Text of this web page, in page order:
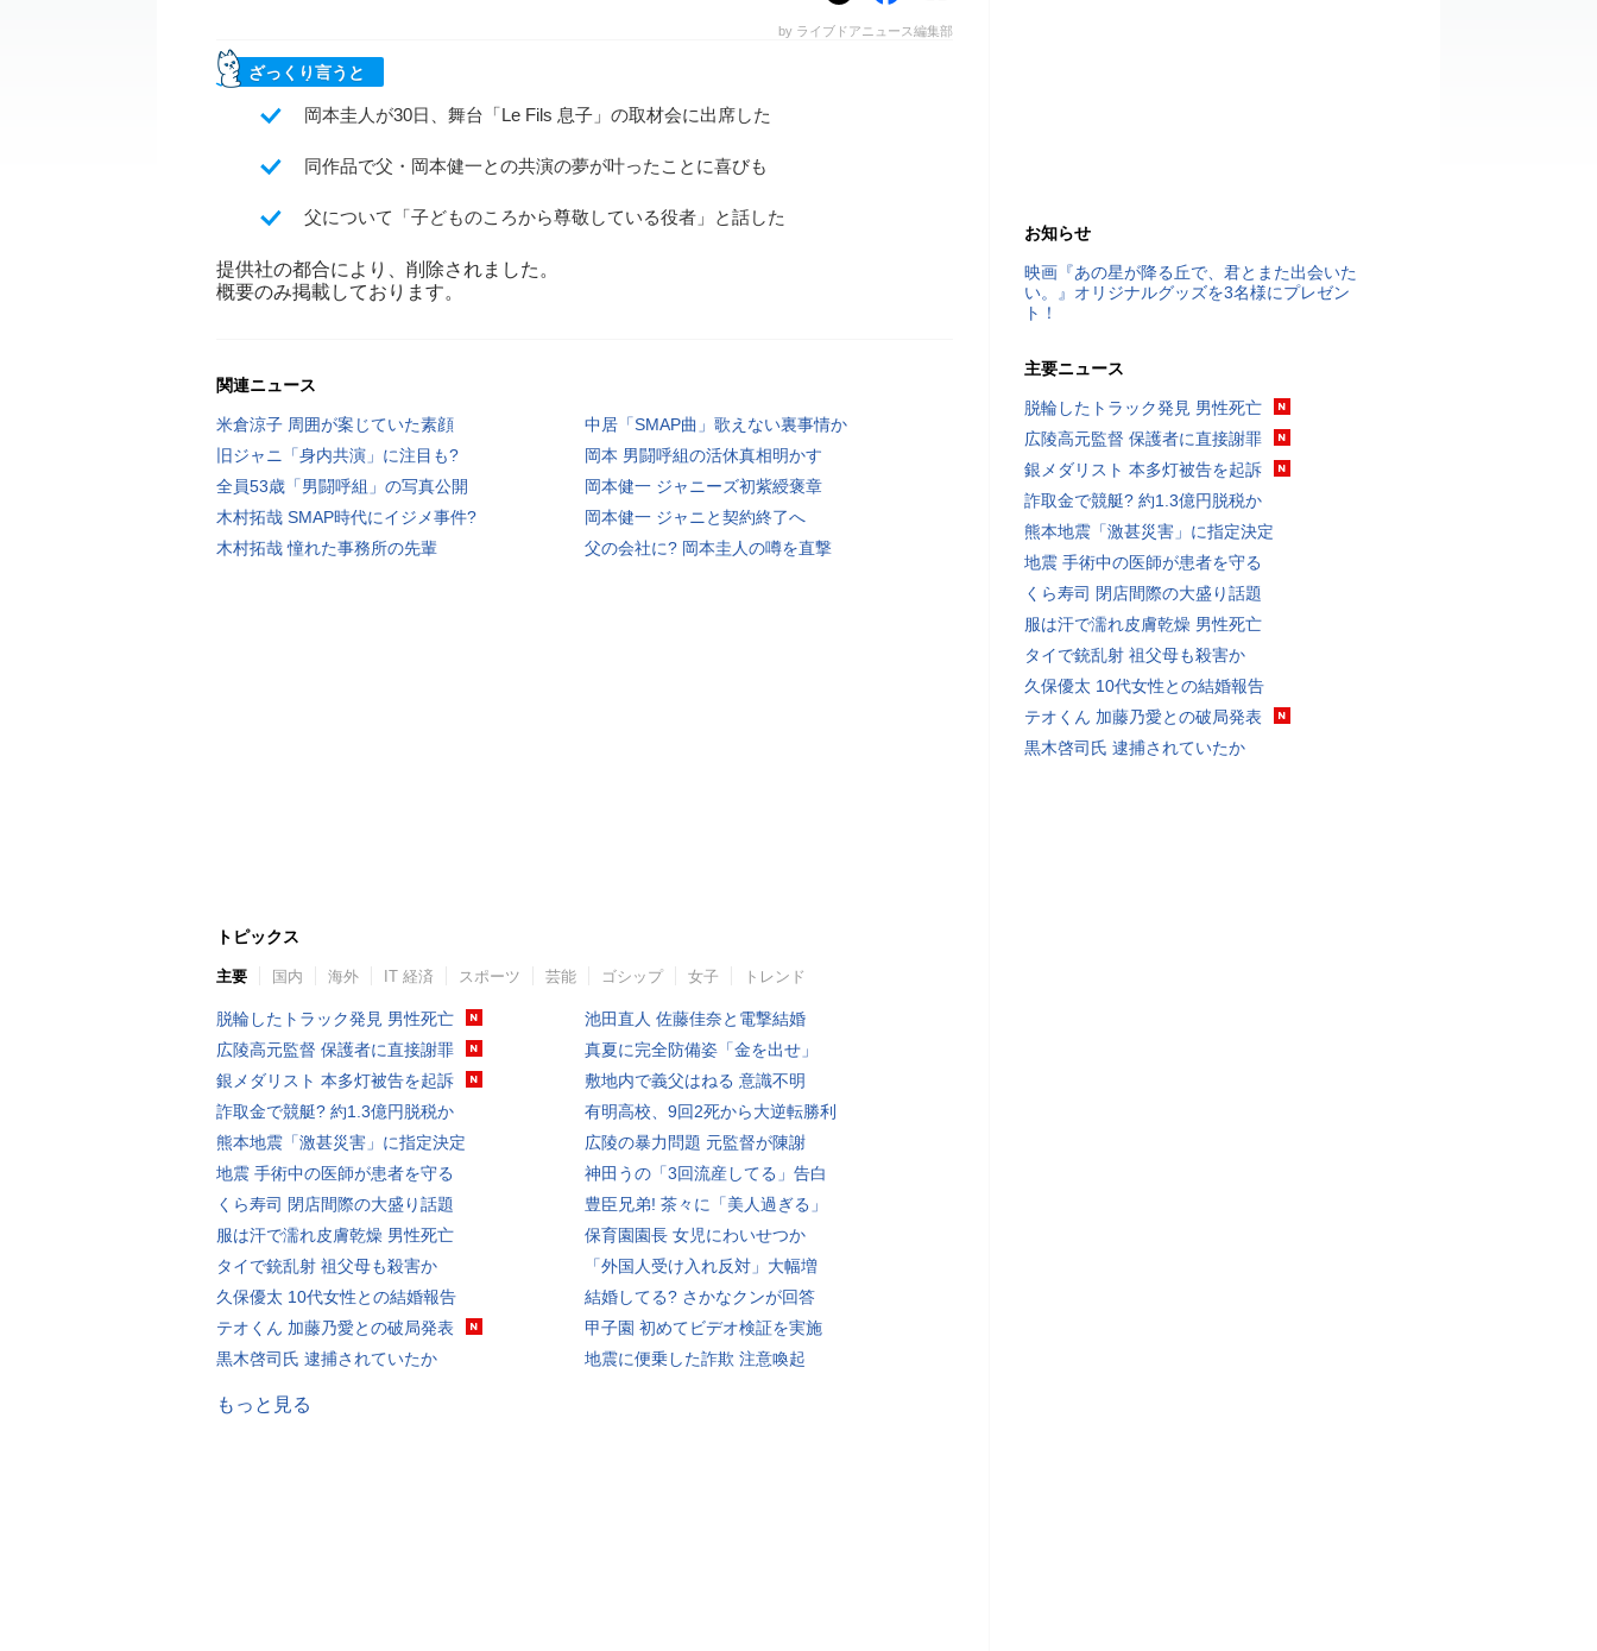
by ライブドアニュース編集部
ざっくり言うと
岡本圭人が30日、舞台「Le Fils 息子」の取材会に出席した
同作品で父・岡本健一との共演の夢が叶ったことに喜びも
父について「子どものころから尊敬している役者」と話した
提供社の都合により、削除されました。
概要のみ掲載しております。
関連ニュース
米倉涼子 周囲が案じていた素顔
中居「SMAP曲」歌えない裏事情か
旧ジャニ「身内共演」に注目も?
岡本 男闘呼組の活休真相明かす
全員53歳「男闘呼組」の写真公開
岡本健一 ジャニーズ初紫綬褒章
木村拓哉 SMAP時代にイジメ事件?
岡本健一 ジャニと契約終了へ
木村拓哉 憧れた事務所の先輩
父の会社に? 岡本圭人の噂を直撃
トピックス
主要 国内 海外 IT 経済 スポーツ 芸能 ゴシップ 女子 トレンド
脱輪したトラック発見 男性死亡
広陵高元監督 保護者に直接謝罪
銀メダリスト 本多灯被告を起訴
詐取金で競艇? 約1.3億円脱税か
熊本地震「激甚災害」に指定決定
地震 手術中の医師が患者を守る
くら寿司 閉店間際の大盛り話題
服は汗で濡れ皮膚乾燥 男性死亡
タイで銃乱射 祖父母も殺害か
久保優太 10代女性との結婚報告
テオくん 加藤乃愛との破局発表
黒木啓司氏 逮捕されていたか
池田直人 佐藤佳奈と電撃結婚
真夏に完全防備姿「金を出せ」
敷地内で義父はねる 意識不明
有明高校、9回2死から大逆転勝利
広陵の暴力問題 元監督が陳謝
神田うの「3回流産してる」告白
豊臣兄弟! 茶々に「美人過ぎる」
保育園園長 女児にわいせつか
「外国人受け入れ反対」大幅増
結婚してる? さかなクンが回答
甲子園 初めてビデオ検証を実施
地震に便乗した詐欺 注意喚起
もっと見る
お知らせ
映画『あの星が降る丘で、君とまた出会いた
い。』オリジナルグッズを3名様にプレゼン
ト！
主要ニュース
脱輪したトラック発見 男性死亡
広陵高元監督 保護者に直接謝罪
銀メダリスト 本多灯被告を起訴
詐取金で競艇? 約1.3億円脱税か
熊本地震「激甚災害」に指定決定
地震 手術中の医師が患者を守る
くら寿司 閉店間際の大盛り話題
服は汗で濡れ皮膚乾燥 男性死亡
タイで銃乱射 祖父母も殺害か
久保優太 10代女性との結婚報告
テオくん 加藤乃愛との破局発表
黒木啓司氏 逮捕されていたか